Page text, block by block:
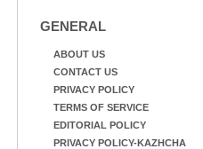
ചെളിയും മണ്ണും മറ്റ്
ചെയ്യുന്നു.
GENERAL
ABOUT US
CONTACT US
PRIVACY POLICY
TERMS OF SERVICE
EDITORIAL POLICY
PRIVACY POLICY-KAZHCHA